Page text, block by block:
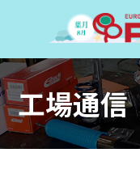
ホーム
トピックス
工場通信